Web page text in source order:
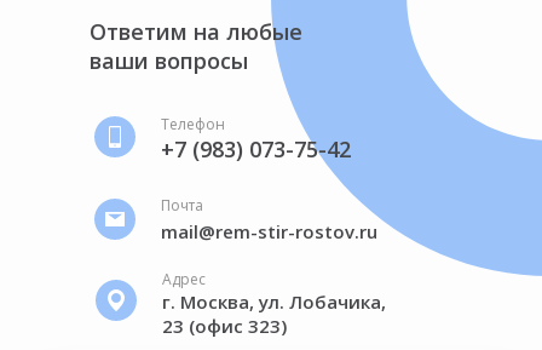
Ответим на любые
ваши вопросы
Телефон
+7 (983) 073-75-42
Адрес
г. Москва, ул. Лобачика,
23 (офис 323)
mail@rem-stir-rostov.ru
Почта